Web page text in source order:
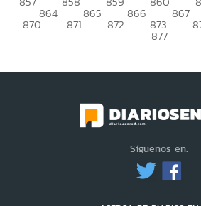
864 865 866 867
870 871 872 873
877
Síguenos en: